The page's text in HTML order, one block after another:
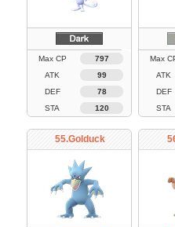
Max CP
797
ATK
99
DEF
78
STA
120
Max
ATK
DEF
STA
55.Golduck